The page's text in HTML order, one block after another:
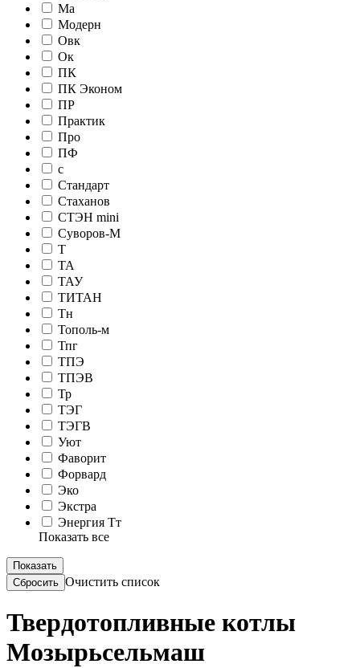
Ма
Модерн
Овк
Ок
ПК
ПК Эконом
ПР
Практик
Про
ПФ
с
Стандарт
Стаханов
СТЭН mini
Суворов-М
Т
ТА
ТАУ
ТИТАН
Тн
Тополь-м
Тпг
ТПЭ
ТПЭВ
Тр
ТЭГ
ТЭГВ
Уют
Фаворит
Форвард
Эко
Экстра
Энергия Тт
Показать все
Очистить список
Твердотопливные котлы
Мозырьсельмаш